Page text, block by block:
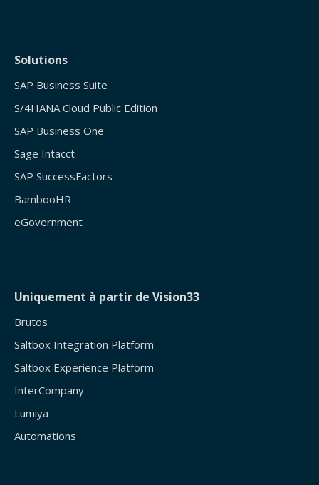
Solutions
SAP Business Suite
S/4HANA Cloud Public Edition
SAP Business One
Sage Intacct
SAP SuccessFactors
BambooHR
eGovernment
Uniquement à partir de Vision33
Brutos
Saltbox Integration Platform
Saltbox Experience Platform
InterCompany
Lumiya
Automations